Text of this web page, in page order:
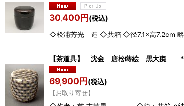
30,400円(税込)
◇松浦芳光 造 ◇共箱 ◇径7.1×高7.2cm 略
【茶道具】 沈金 唐松蒔絵 黒大棗
69,900円(税込)
【お取り寄せ】